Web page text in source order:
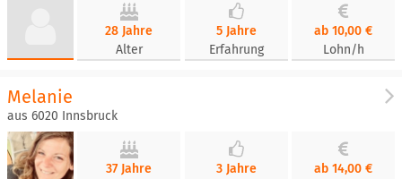
28 Jahre
Alter
5 Jahre
Erfahrung
ab 10,00 €
Lohn/h
Melanie
aus 6020 Innsbruck
37 Jahre
3 Jahre
ab 14,00 €